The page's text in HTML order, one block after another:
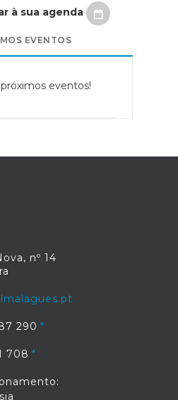
à sua agenda
EVENTOS
eventos!
nº 14
290
708